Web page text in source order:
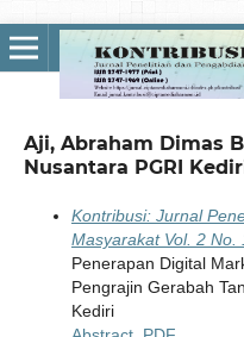
Aji, Abraham Dimas
Nusantara PGRI
Kontribusi: Jurnal
Masyarakat Vol. 2
Penerapan Digital
Pengrajin Gerabah
Kediri